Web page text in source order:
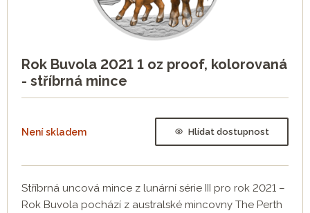
Rok Buvola 2021 1 oz proof, kolorovaná
- stříbrná mince
Není skladem Hlídat dostupnost
Stříbrná uncová mince z lunární série III pro rok 2021 –
Rok Buvola pochází z australské mincovny The Perth